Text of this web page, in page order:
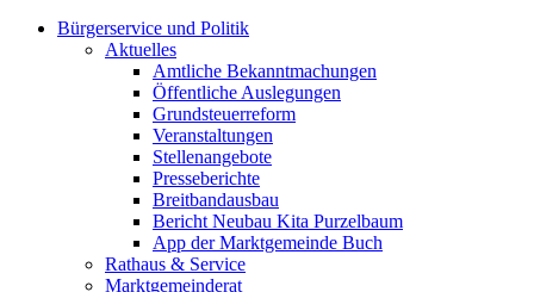
Bürgerservice und Politik
Aktuelles
Amtliche Bekanntmachungen
Öffentliche Auslegungen
Grundsteuerreform
Veranstaltungen
Stellenangebote
Presseberichte
Breitbandausbau
Bericht Neubau Kita Purzelbaum
App der Marktgemeinde Buch
Rathaus & Service
Marktgemeinderat